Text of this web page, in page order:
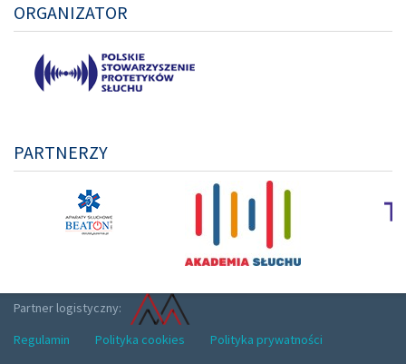
ORGANIZATOR
PARTNERZY
Partner logistyczny:
Regulamin
Polityka cookies
Polityka prywatności